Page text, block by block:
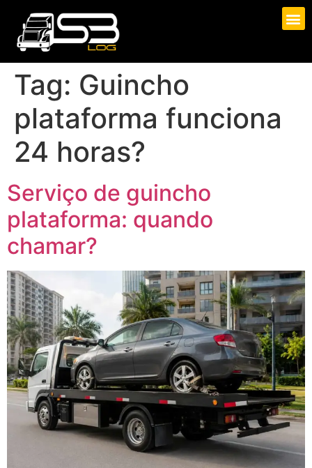
Tag: Guincho
plataforma funciona
24 horas?
Serviço de guincho
plataforma: quando
chamar?